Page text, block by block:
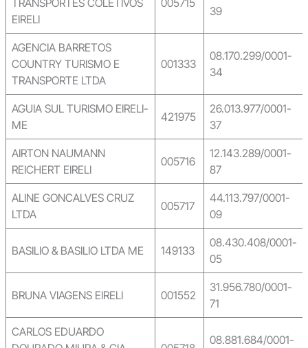
EIRELI
39
AGENCIA BARRETOS
COUNTRY TURISMO E
TRANSPORTE LTDA
001333
08.170.299/0001-
34
AGUIA SUL TURISMO EIRELI-
ME
421975
26.013.977/0001-
37
AIRTON NAUMANN
REICHERT EIRELI
005716
12.143.289/0001-
87
ALINE GONCALVES CRUZ
LTDA
005717
44.113.797/0001-
09
BASILIO & BASILIO LTDA ME 149133
08.430.408/0001-
05
BRUNA VIAGENS EIRELI 001552
31.956.780/0001-
71
CARLOS EDUARDO
08.881.684/0001-